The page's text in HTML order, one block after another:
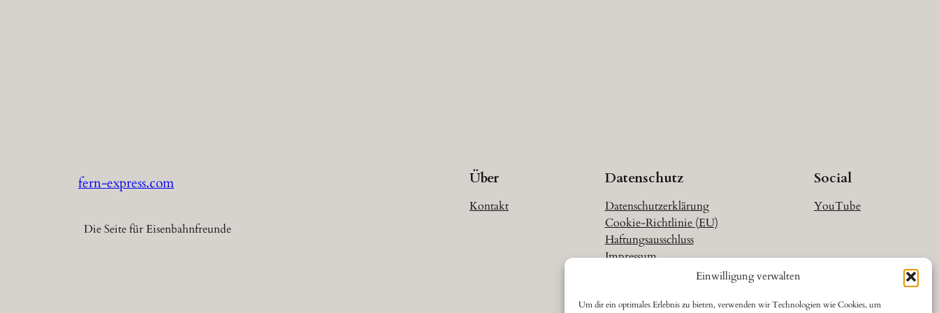
Einwilligung verwalten
Um dir ein optimales Erlebnis zu bieten, verwenden wir Technologien wie Cookies, um
fern-express.com
Die Seite für Eisenbahnfreunde
Über
Kontakt
Datenschutz
Datenschutzerklärung
Cookie-Richtlinie (EU)
Haftungsausschluss
Impressum
Social
YouTube